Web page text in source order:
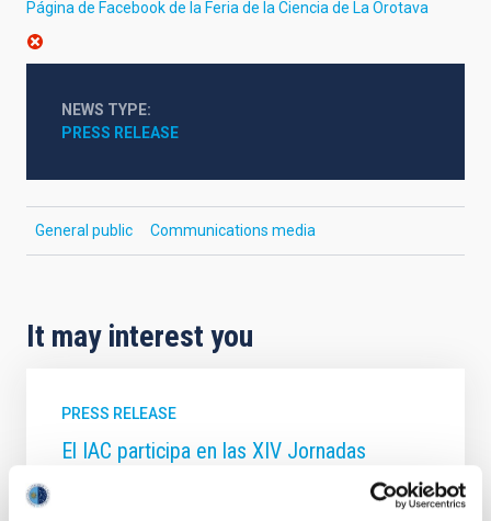
Página de Facebook de la Feria de la Ciencia de La Orotava
NEWS TYPE
PRESS RELEASE
General public Communications media
It may interest you
PRESS RELEASE
El IAC participa en las XIV Jornadas